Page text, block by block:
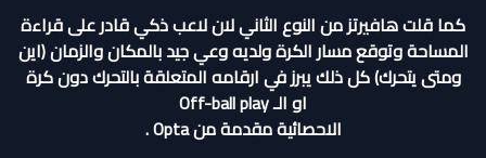
كما قلت هافيرتز من النوع الثاني لان لاعب ذكي قادر على قراءة
المساحة وتوقع مسار الكرة ولديه وعي جيد بالمكان والزمان (اين
ومتى يتحرك) كل ذلك يبرز في ارقامه المتعلقة بالتحرك دون كرة
او الـ Off-ball play
الاحصائية مقدمة من Opta .